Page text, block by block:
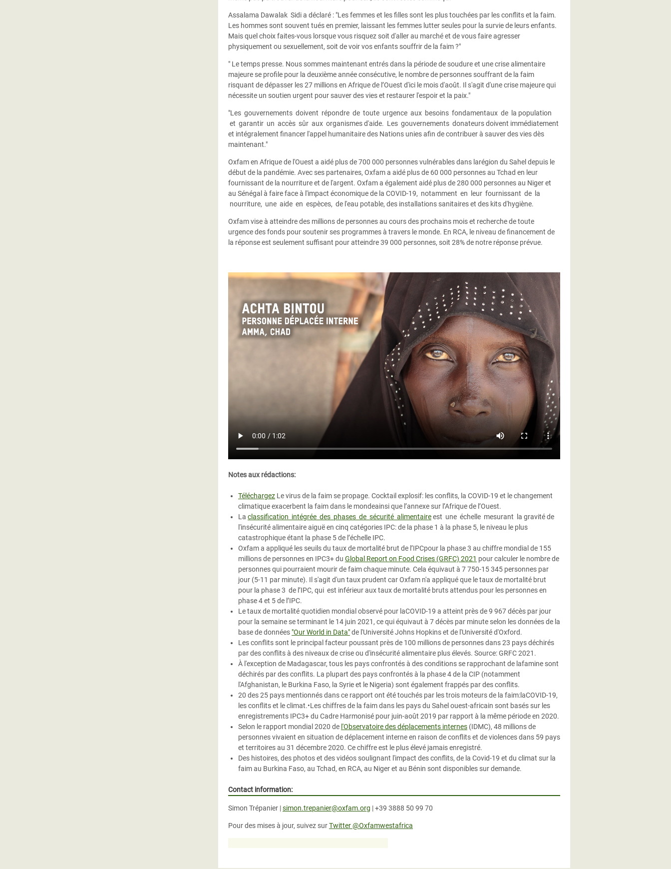
Assalama Dawalak Sidi a déclaré : "Les femmes et les filles sont les plus touchées par les conflits et la faim.
Les hommes sont souvent tués en premier, laissant les femmes lutter seules pour la survie de leurs enfants.
Mais quel choix faites-vous lorsque vous risquez soit d'aller au marché et de vous faire agresser
physiquement ou sexuellement, soit de voir vos enfants souffrir de la faim ?"
" Le temps presse. Nous sommes maintenant entrés dans la période de soudure et une crise alimentaire
majeure se profile pour la deuxième année consécutive, le nombre de personnes souffrant de la faim
risquant de dépasser les 27 millions en Afrique de l’Ouest d'ici le mois d'août. Il s'agit d'une crise majeure qui
nécessite un soutien urgent pour sauver des vies et restaurer l'espoir et la paix."
"Les gouvernements doivent répondre de toute urgence aux besoins fondamentaux de la population
et garantir un accès sûr aux organismes d'aide. Les gouvernements donateurs doivent immédiatement
et intégralement financer l'appel humanitaire des Nations unies afin de contribuer à sauver des vies dès
maintenant."
Oxfam en Afrique de l'Ouest a aidé plus de 700 000 personnes vulnérables dans larégion du Sahel depuis le
début de la pandémie. Avec ses partenaires, Oxfam a aidé plus de 60 000 personnes au Tchad en leur
fournissant de la nourriture et de l'argent. Oxfam a également aidé plus de 280 000 personnes au Niger et
au Sénégal à faire face à l'impact économique de la COVID-19, notamment en leur fournissant de la
nourriture, une aide en espèces, de l'eau potable, des installations sanitaires et des kits d'hygiène.
Oxfam vise à atteindre des millions de personnes au cours des prochains mois et recherche de toute
urgence des fonds pour soutenir ses programmes à travers le monde. En RCA, le niveau de financement de
la réponse est seulement suffisant pour atteindre 39 000 personnes, soit 28% de notre réponse prévue.
Achta_Français_Court_Tchad.mp4
Notes aux rédactions:
Téléchargez Le virus de la faim se propage. Cocktail explosif: les conflits, la COVID-19 et le changement
climatique exacerbent la faim dans le mondeainsi que l’annexe sur l’Afrique de l’Ouest.
La classification intégrée des phases de sécurité alimentaireest une échelle mesurant la gravité de
l'insécurité alimentaire aiguë en cinq catégories IPC: de la phase 1 à la phase 5, le niveau le plus
catastrophique étant la phase 5 de l’échelle IPC.
Oxfam a appliqué les seuils du taux de mortalité brut de l’IPCpour la phase 3 au chiffre mondial de 155
millions de personnes en IPC3+ du Global Report on Food Crises (GRFC) 2021 pour calculer le nombre de
personnes qui pourraient mourir de faim chaque minute. Cela équivaut à 7 750-15 345 personnes par
jour (5-11 par minute). Il s'agit d'un taux prudent car Oxfam n'a appliqué que le taux de mortalité brut
pour la phase 3 de l’IPC, qui est inférieur aux taux de mortalité bruts attendus pour les personnes en
phase 4 et 5 de l’IPC.
Le taux de mortalité quotidien mondial observé pour laCOVID-19 a atteint près de 9 967 décès par jour
pour la semaine se terminant le 14 juin 2021, ce qui équivaut à 7 décès par minute selon les données de la
base de données "Our World in Data"de l'Université Johns Hopkins et de l'Université d'Oxford.
Les conflits sont le principal facteur poussant près de 100 millions de personnes dans 23 pays déchirés
par des conflits à des niveaux de crise ou d'insécurité alimentaire plus élevés. Source: GRFC 2021.
À l'exception de Madagascar, tous les pays confrontés à des conditions se rapprochant de lafamine sont
déchirés par des conflits. La plupart des pays confrontés à la phase 4 de la CIP (notamment
l'Afghanistan, le Burkina Faso, la Syrie et le Nigeria) sont également frappés par des conflits.
20 des 25 pays mentionnés dans ce rapport ont été touchés par les trois moteurs de la faim:laCOVID-19,
les conflits et le climat.•Les chiffres de la faim dans les pays du Sahel ouest-africain sont basés sur les
enregistrements IPC3+ du Cadre Harmonisé pour juin-août 2019 par rapport à la même période en 2020.
Selon le rapport mondial 2020 de l'Observatoire des déplacements internes (IDMC), 48 millions de
personnes vivaient en situation de déplacement interne en raison de conflits et de violences dans 59 pays
et territoires au 31 décembre 2020. Ce chiffre est le plus élevé jamais enregistré.
Des histoires, des photos et des vidéos soulignant l'impact des conflits, de la Covid-19 et du climat sur la
faim au Burkina Faso, au Tchad, en RCA, au Niger et au Bénin sont disponibles sur demande.
Contact information:
Simon Trépanier |simon.trepanier@oxfam.org | +39 3888 50 99 70
Pour des mises à jour, suivez surTwitter @Oxfamwestafrica